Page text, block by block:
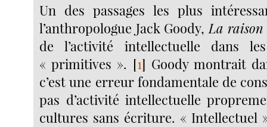
Un des passages les plus
l’anthropologue Jack Goody, La raison
de l’activité intellectuelle dans
« primitives ». [1] Goody montrait
c’est une erreur fondamentale de
pas d’activité intellectuelle
cultures sans écriture. « Intellectuel